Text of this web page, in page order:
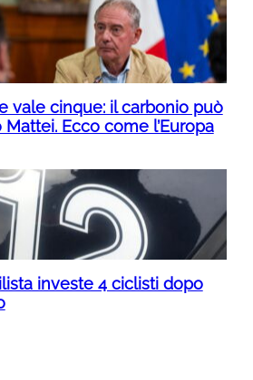
vale cinque: il carbonio può
Ecco come l’Europa
investe 4 ciclisti dopo